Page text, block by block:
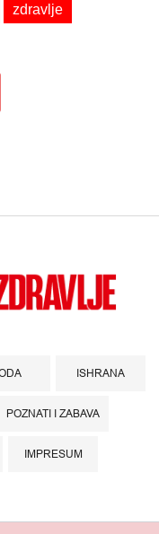
zdravlje
ISHRANA
POZNATI I ZABAVA
IMPRESUM